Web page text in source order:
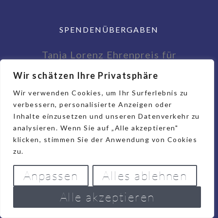
Wir schätzen Ihre Privatsphäre
Wir verwenden Cookies, um Ihr Surferlebnis zu
verbessern, personalisierte Anzeigen oder
Inhalte einzusetzen und unseren Datenverkehr zu
analysieren. Wenn Sie auf „Alle akzeptieren"
klicken, stimmen Sie der Anwendung von Cookies
zu.
Anpassen
Alles ablehnen
Alle akzeptieren
SPENDENÜBERGABEN
Tanja Lorenz Ehrenpreis für
Tumorpatientinnen und -patienten
Spendenübergabe für
Tumorpatienten der Frauenklinik an
die Stiftung St. Vincenz-Hospital
29. Juni 2026
12.000 Euro für die Stiftung St.
Vincenz-Hospital Limburg